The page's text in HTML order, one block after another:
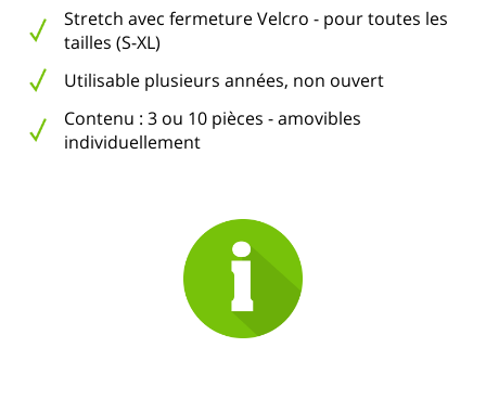
Stretch avec fermeture Velcro - pour toutes les
tailles (S-XL)
Utilisable plusieurs années, non ouvert
Contenu : 3 ou 10 pièces - amovibles
individuellement